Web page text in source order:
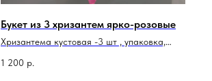
Букет из 3 хризантем ярко-розовые
Хризантема кустовая -3 шт , упаковка,
1 200 р.